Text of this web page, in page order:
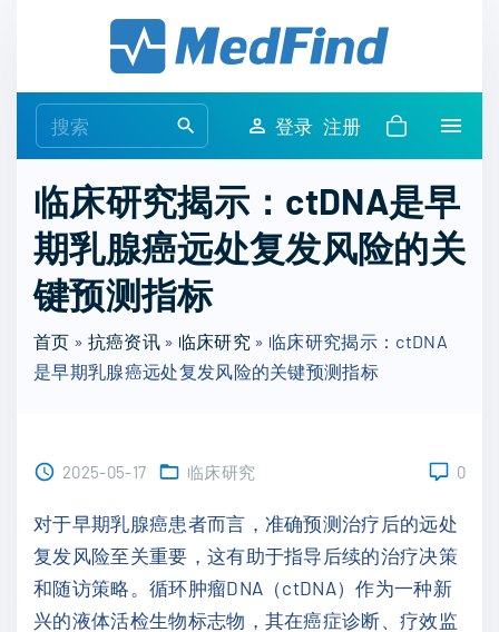
e
r
c
h
f
r
:
登录 注册
临床研究揭示：ctDNA是早
期乳腺癌远处复发风险的关
键预测指标
首页 » 抗癌资讯» 临床研究 » 临床研究揭示：ctDNA
是早期乳腺癌远处复发风险的关键预测指标
2025-05-17 临床研究 0
对于早期乳腺癌患者而言，准确预测治疗后的远处
复发风险至关重要，这有助于指导后续的治疗决策
和随访策略。循环肿瘤DNA（ctDNA）作为一种新
兴的液体活检生物标志物，其在癌症诊断、疗效监